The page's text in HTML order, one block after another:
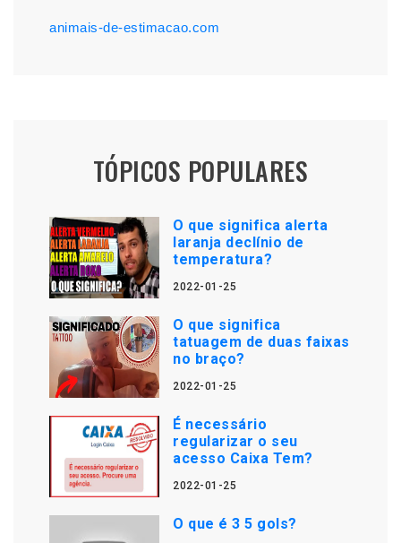
animais-de-estimacao.com
TÓPICOS POPULARES
O que significa alerta
laranja declínio de
temperatura?
2022-01-25
O que significa
tatuagem de duas faixas
no braço?
2022-01-25
É necessário
regularizar o seu
acesso Caixa Tem?
2022-01-25
O que é 3 5 gols?